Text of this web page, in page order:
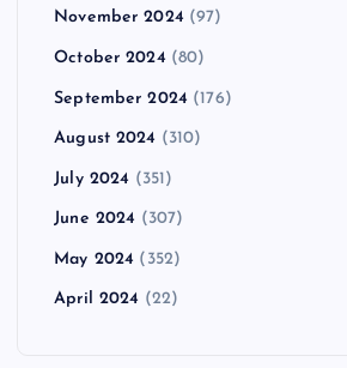
November 2024 (97)
October 2024 (80)
September 2024 (176)
August 2024 (310)
July 2024 (351)
June 2024 (307)
May 2024 (352)
April 2024 (22)